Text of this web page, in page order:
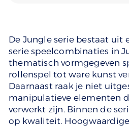
De Jungle serie bestaat uit
serie speelcombinaties in
thematisch vormgegeven
rollenspel tot ware kunst
Daarnaast raak je niet
manipulatieve elementen
verwerkt zijn. Binnen de
op kwaliteit.